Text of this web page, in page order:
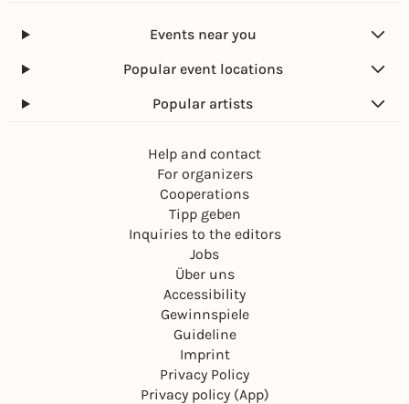
Events near you
Popular event locations
Popular artists
Help and contact
For organizers
Cooperations
Tipp geben
Inquiries to the editors
Jobs
Über uns
Accessibility
Gewinnspiele
Guideline
Imprint
Privacy Policy
Privacy policy (App)